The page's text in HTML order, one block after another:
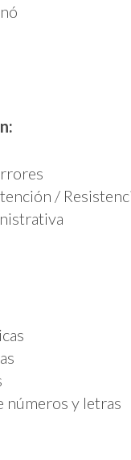
/
números y letras